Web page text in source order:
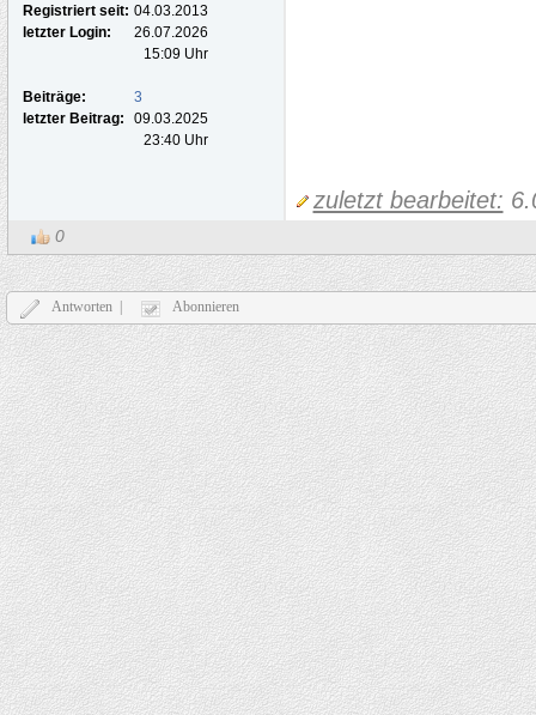
Registriert seit: 04.03.2013
letzter Login:
26.07.2026
15:09 Uhr
Beiträge:
3
letzter Beitrag:
09.03.2025
23:40 Uhr
zuletzt bearbeitet:
0
Antworten | Abonnieren